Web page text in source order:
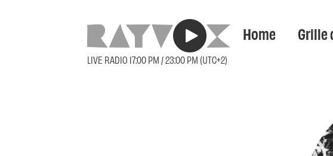
LIVE RADIO 17:00 PM / 23:00 PM (UTC+2)
Home Grille